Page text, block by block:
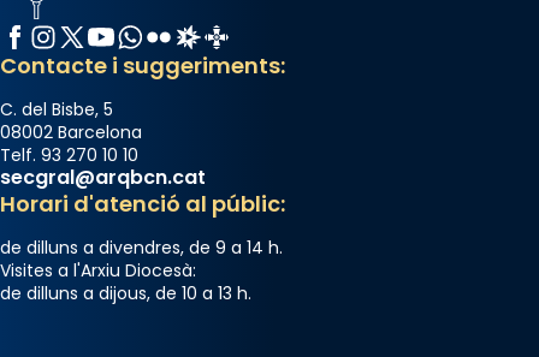
Facebook
Instagram
X / Twitter
YouTube
WhatsApp
FlickrRadio Estel
Catalunya Cristiana
Contacte i suggeriments:
C. del Bisbe, 5
08002 Barcelona
Telf. 93 270 10 10
secgral@arqbcn.cat
Horari d'atenció al públic:
de dilluns a divendres, de 9 a 14 h.
Visites a l'Arxiu Diocesà:
de dilluns a dijous, de 10 a 13 h.